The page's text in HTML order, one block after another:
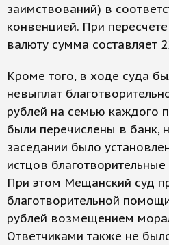
заимствований) в
конвенцией. При
валюту сумма составляет
Кроме того, в ходе суда
невыплат
рублей на семью каждого
были перечислены в банк,
заседании было
истцов
При этом Мещанский суд
благотворительной
рублей возмещением
Ответчиками также не